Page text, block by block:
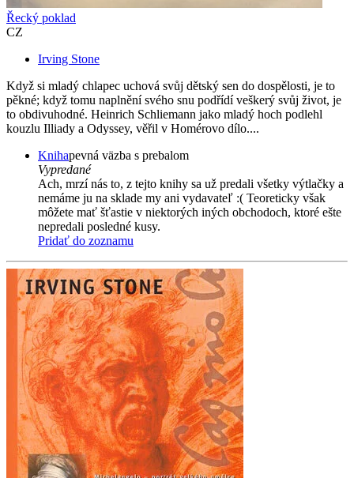
Řecký poklad
CZ
Irving Stone
Když si mladý chlapec uchová svůj dětský sen do dospělosti, je to
pěkné; když tomu naplnění svého snu podřídí veškerý svůj život, je
to obdivuhodné. Heinrich Schliemann jako mladý hoch podlehl
kouzlu Illiady a Odyssey, věřil v Homérovo dílo....
Knihapevná väzba s prebalom
Vypredané
Ach, mrzí nás to, z tejto knihy sa už predali všetky výtlačky a
nemáme ju na sklade my ani vydavateľ :( Teoreticky však
môžete mať šťastie v niektorých iných obchodoch, ktoré ešte
nepredali posledné kusy.
Pridať do zoznamu